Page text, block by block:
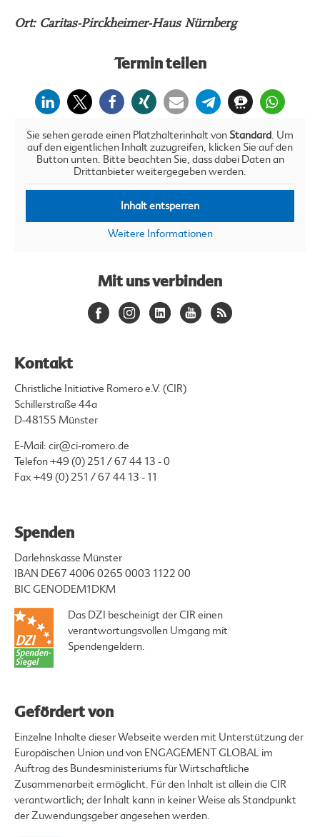
Ort: Caritas-Pirckheimer-Haus Nürnberg
Termin teilen
Sie sehen gerade einen Platzhalterinhalt von Standard. Um
auf den eigentlichen Inhalt zuzugreifen, klicken Sie auf den
Button unten. Bitte beachten Sie, dass dabei Daten an
Drittanbieter weitergegeben werden.
Inhalt entsperren
Weitere Informationen
Mit uns verbinden
Kontakt
Christliche Initiative Romero e.V. (CIR)
Schillerstraße 44a
D-48155 Münster
E-Mail: cir@ci-romero.de
Telefon+49 (0) 251 / 67 44 13 - 0
Fax +49 (0) 251 / 67 44 13 - 11
Spenden
Darlehnskasse Münster
IBAN DE67 4006 0265 0003 1122 00
BIC GENODEM1DKM
Das DZI bescheinigt der CIR einen
verantwortungsvollen Umgang mit
Spendengeldern.
Gefördert von
Einzelne Inhalte dieser Webseite werden mit Unterstützung der
Europäischen Union und von ENGAGEMENT GLOBAL im
Auftrag des Bundesministeriums für Wirtschaftliche
Zusammenarbeit ermöglicht. Für den Inhalt ist allein die CIR
verantwortlich; der Inhalt kann in keiner Weise als Standpunkt
der Zuwendungsgeber angesehen werden.